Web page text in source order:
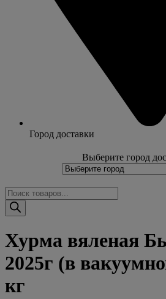
Город доставки
Выберите город
Поиск
товаров
Хурма вяленая
2025г (в
кг